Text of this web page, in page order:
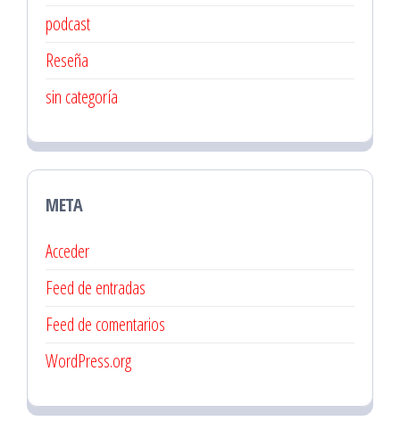
podcast
Reseña
sin categoría
META
Acceder
Feed de entradas
Feed de comentarios
WordPress.org